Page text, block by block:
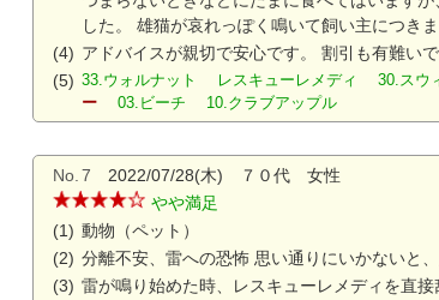
した。 雄猫が哀れっぽく鳴いて飼い主につき
(4) アドバイスが親切で安心です。 割引も有難い
(5) 33.ウォルナット レスキューレメディ 30.ス
ー
03.ビーチ 10.クラブアップル
No. 7 2022/07/28(木) ７０代 女性
やや満足
(1) 動物（ペット）
(2) 分離不安、雷への恐怖 思い通りにいかないと
(3) 雷が鳴り始めた時、レスキューレメディを直